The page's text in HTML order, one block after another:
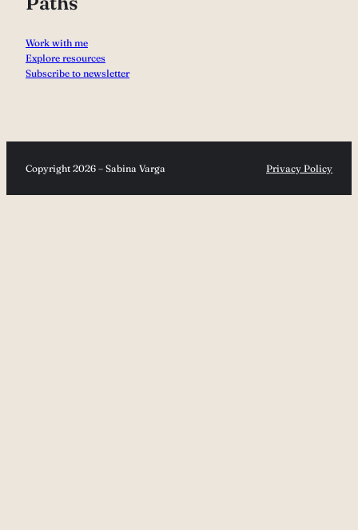
Work with me
Explore resources
Subscribe to newsletter
Copyright 2026 – Sabina Varga Privacy Policy